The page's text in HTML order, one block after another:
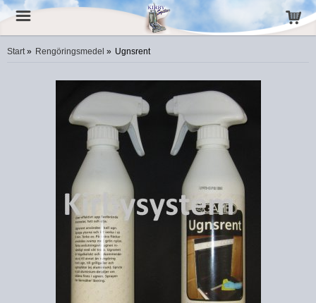
Start» Rengöringsmedel » Ugnsrent